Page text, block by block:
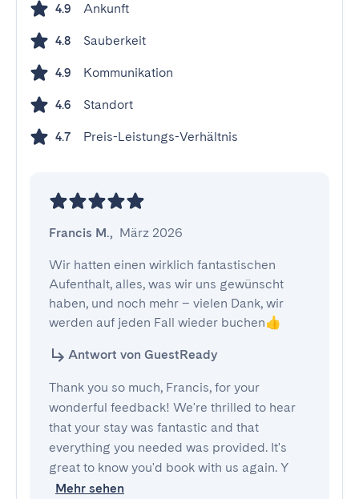
4.9 Ankunft
4.8 Sauberkeit
4.9 Kommunikation
4.6 Standort
4.7 Preis-Leistungs-Verhältnis
Francis M., März 2026
Wir hatten einen wirklich fantastischen
Aufenthalt, alles, was wir uns gewünscht
haben, und noch mehr – vielen Dank, wir
werden auf jeden Fall wieder buchen👍
Antwort von GuestReady
Thank you so much, Francis, for your
wonderful feedback! We're thrilled to hear
that your stay was fantastic and that
everything you needed was provided. It's
great to know you'd book with us again. Y
Mehr sehen